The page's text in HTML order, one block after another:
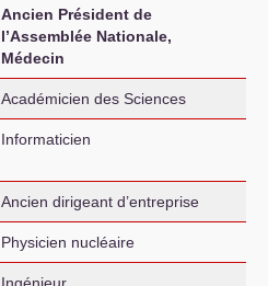
Ancien Président de
l’Assemblée Nationale,
Médecin
Académicien des Sciences
Informaticien
Ancien dirigeant d’entreprise
Physicien nucléaire